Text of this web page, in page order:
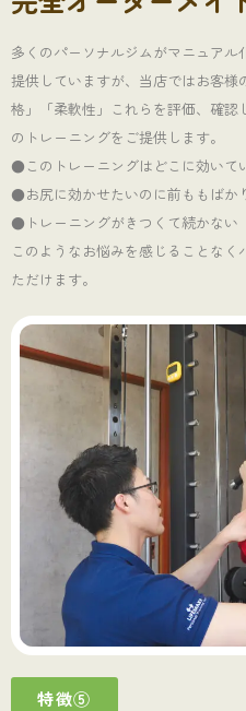
多くのパーソナルジムがマニュア
提供していますが、当店ではお客
格」「柔軟性」これらを評価、確認
のトレーニングをご提供します。
●このトレーニングはどこに効いて
●お尻に効かせたいのに前ももばか
●トレーニングがきつくて続かない
このようなお悩みを感じることな
ただけます。
特徴⑤